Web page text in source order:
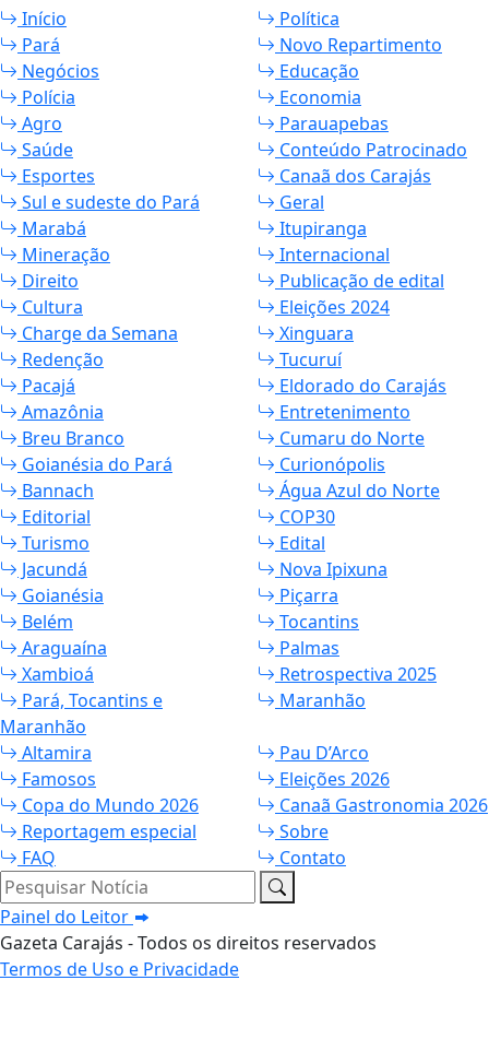
Início
Política
Pará
Novo Repartimento
Negócios
Educação
Polícia
Economia
Agro
Parauapebas
Saúde
Conteúdo Patrocinado
Esportes
Canaã dos Carajás
Sul e sudeste do Pará
Geral
Marabá
Itupiranga
Mineração
Internacional
Direito
Publicação de edital
Cultura
Eleições 2024
Charge da Semana
Xinguara
Redenção
Tucuruí
Pacajá
Eldorado do Carajás
Amazônia
Entretenimento
Breu Branco
Cumaru do Norte
Goianésia do Pará
Curionópolis
Bannach
Água Azul do Norte
Editorial
COP30
Turismo
Edital
Jacundá
Nova Ipixuna
Goianésia
Piçarra
Belém
Tocantins
Araguaína
Palmas
Xambioá
Retrospectiva 2025
Pará, Tocantins e
Maranhão
Maranhão
Altamira
Pau D’Arco
Famosos
Eleições 2026
Copa do Mundo 2026
Canaã Gastronomia 2026
Reportagem especial
Sobre
FAQ
Contato
Pesquisar Notícia
Painel do Leitor
Gazeta Carajás - Todos os direitos reservados
Termos de Uso e Privacidade